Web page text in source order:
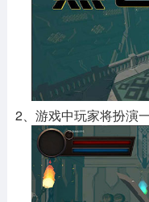
2、游戏中玩家将扮演